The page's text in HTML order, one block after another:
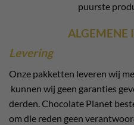
puurste
ALGEMENE
Levering
Onze pakketten leveren wij
kunnen wij geen garanties
derden. Chocolate Planet
om die reden geen